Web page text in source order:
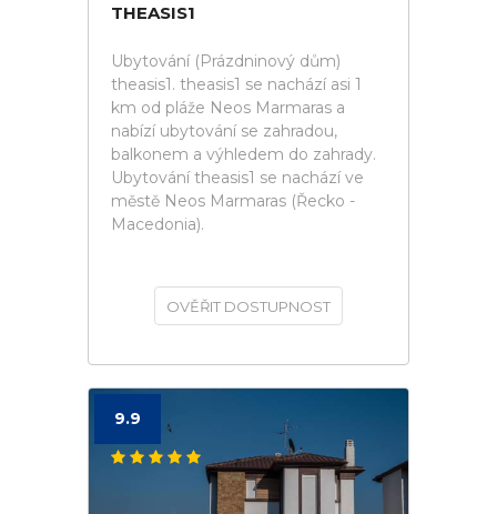
THEASIS1
Ubytování (Prázdninový dům)
theasis1. theasis1 se nachází asi 1
km od pláže Neos Marmaras a
nabízí ubytování se zahradou,
balkonem a výhledem do zahrady.
Ubytování theasis1 se nachází ve
městě Neos Marmaras (Řecko -
Macedonia).
OVĚŘIT DOSTUPNOST
9.9